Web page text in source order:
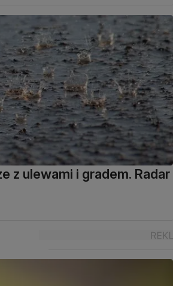
z ulewami i gradem. Radar